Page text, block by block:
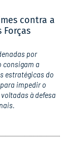
contra a
por
consigam a
estratégicas do
impedir o
à defesa